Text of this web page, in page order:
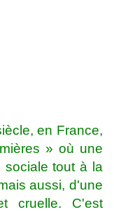
en France,
» où une
tout à la
aussi, d'une
cruelle. C'est